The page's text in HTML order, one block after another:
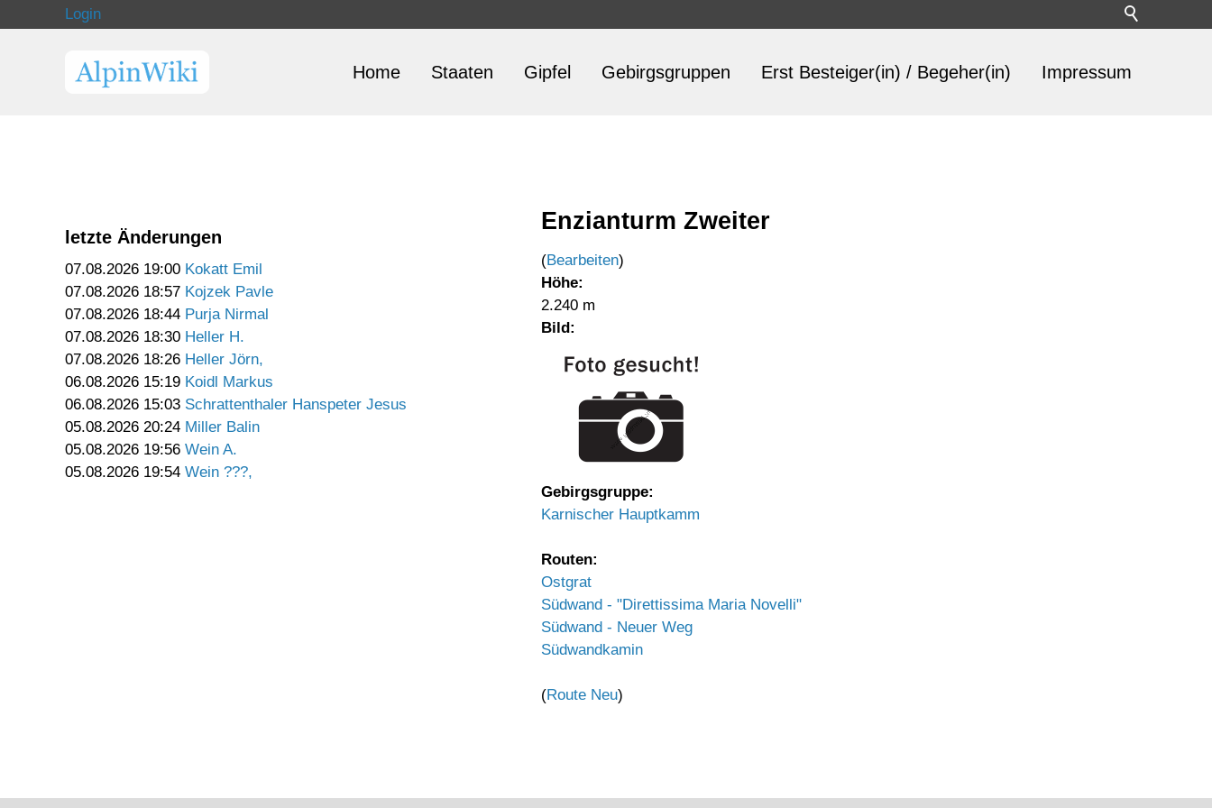
Login
Home Staaten Gipfel Gebirgsgruppen Erst Besteiger(in) / Begeher(in) Impressum
letzte Änderungen
07.08.2026 19:00 Kokatt Emil
07.08.2026 18:57 Kojzek Pavle
07.08.2026 18:44 Purja Nirmal
07.08.2026 18:30 Heller H.
07.08.2026 18:26 Heller Jörn,
06.08.2026 15:19 Koidl Markus
06.08.2026 15:03 Schrattenthaler Hanspeter Jesus
05.08.2026 20:24 Miller Balin
05.08.2026 19:56 Wein A.
05.08.2026 19:54 Wein ???,
Enzianturm Zweiter
(Bearbeiten)
Höhe:
2.240 m
Bild:
Gebirgsgruppe:
Karnischer Hauptkamm
Routen:
Ostgrat
Südwand - "Direttissima Maria Novelli"
Südwand - Neuer Weg
Südwandkamin
(Route Neu)